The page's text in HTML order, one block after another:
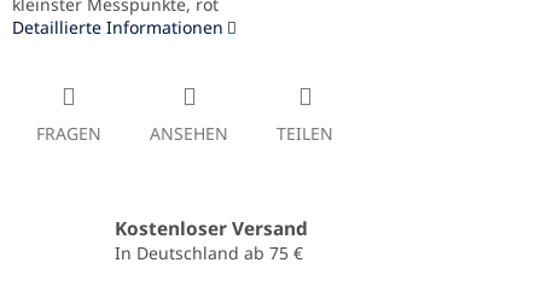
kleinster Messpunkte, rot
Detaillierte Informationen
FRAGEN ANSEHEN TEILEN
Kostenloser Versand
In Deutschland ab 75 €